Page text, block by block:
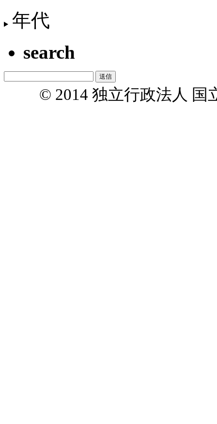
年代
search
© 2014 独立行政法人 国